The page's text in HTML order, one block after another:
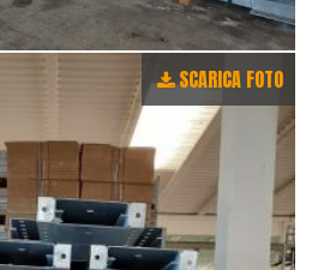
SCARICA FOTO